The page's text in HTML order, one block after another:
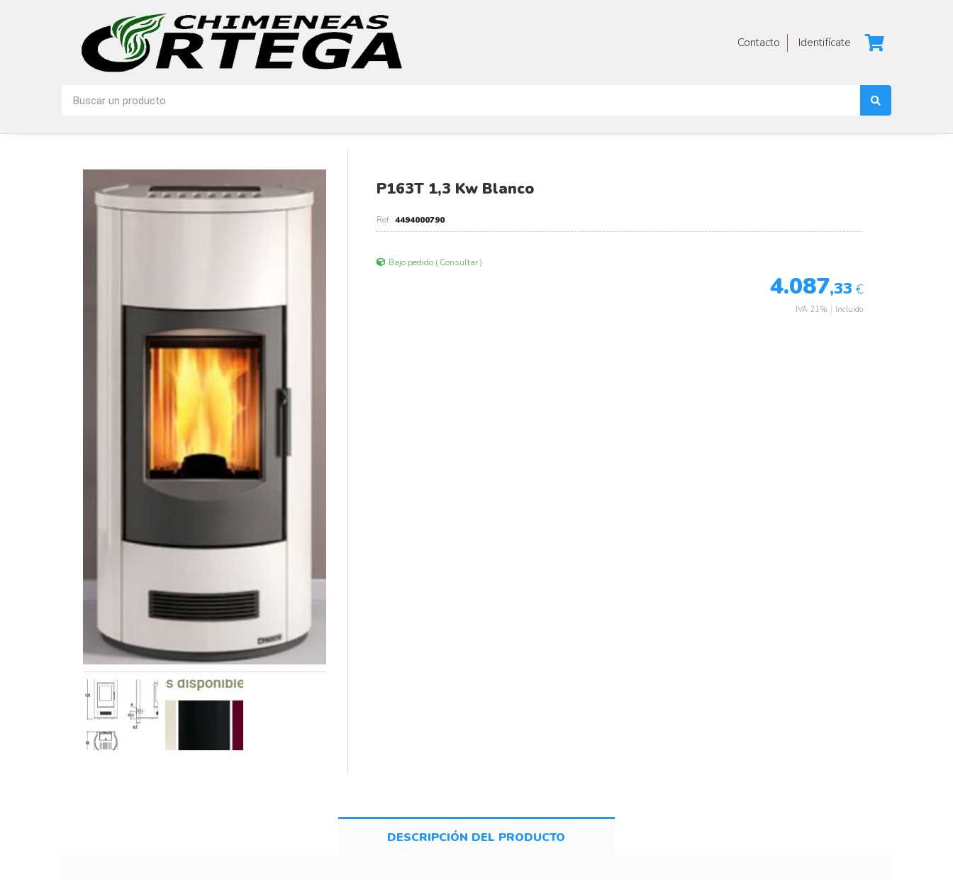
Contacto Identifícate
P163T 1,3 Kw Blanco
4494000790
Bajo pedido ( Consultar )
4.087,33 €
IVA 21% Incluido
DESCRIPCIÓN DEL PRODUCTO